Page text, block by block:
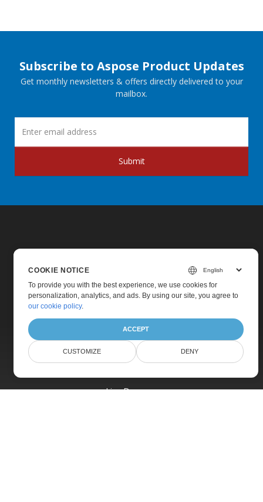
Subscribe to Aspose Product Updates
Get monthly newsletters & offers directly delivered to your
mailbox.
Submit
Home
Products
Pricing
Live Demos
COOKIE NOTICE
To provide you with the best experience, we use cookies for
personalization, analytics, and ads. By using our site, you agree to
our cookie policy.
ACCEPT
CUSTOMIZE DENY